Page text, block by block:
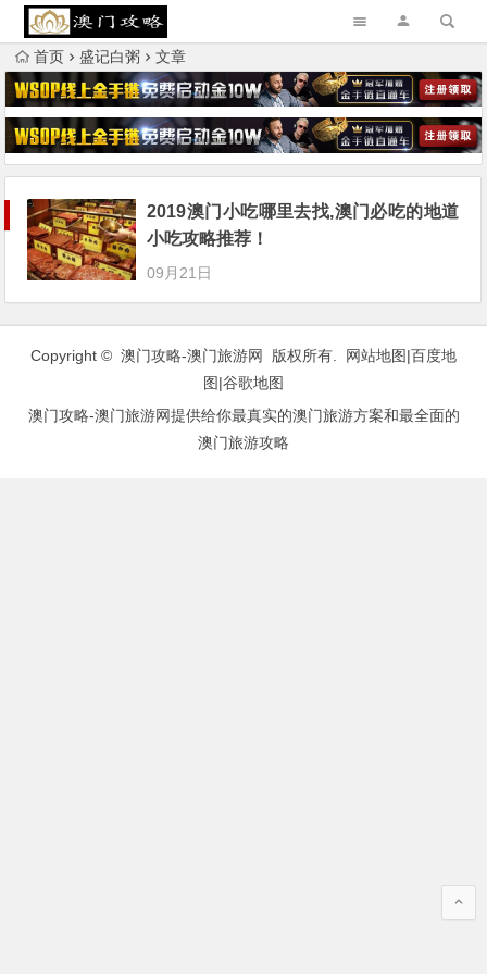
首页 盛记白粥 文章
2019澳门小吃哪里去找,澳门必吃的地道
小吃攻略推荐！
09月21日
Copyright © 澳门攻略-澳门旅游网 版权所有. 网站地图|百度地
图|谷歌地图
澳门攻略-澳门旅游网提供给你最真实的澳门旅游方案和最全面的
澳门旅游攻略